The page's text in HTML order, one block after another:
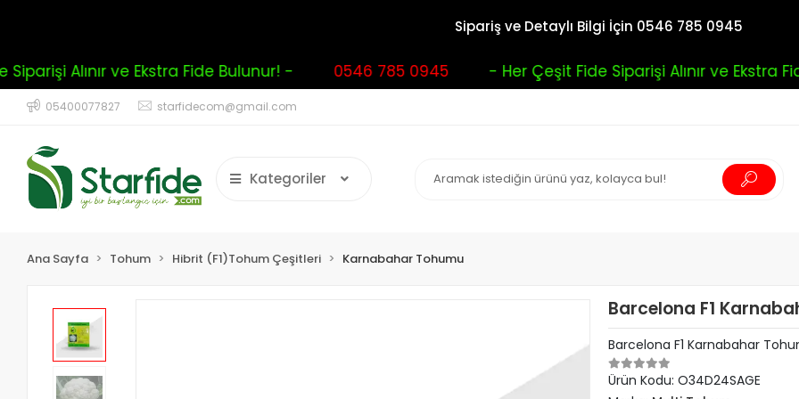
Sipariş ve Detaylı Bilgi İçin 0546 785 0945
Alınır ve Ekstra Fide Bulunur! - 0546 785 0945 - Her Çeşit Fide Siparişi Alınır ve Ekstra
05400077827 starfidecom@gmail.com
Kategoriler
Ana Sayfa Tohum Hibrit (F1)Tohum Çeşitleri Karnabahar Tohumu
Barcelona F1
Barcelona F1 Karnabahar
Ürün Kodu: O34D24SAGE